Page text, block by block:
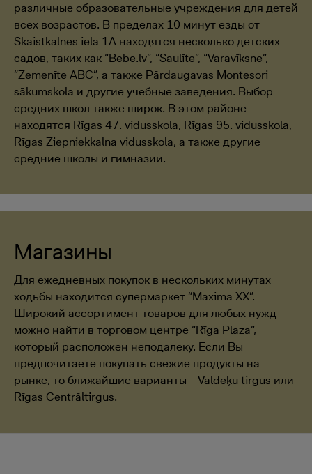
различные образовательные учреждения для детей
всех возрастов. В пределах 10 минут езды от
Skaistkalnes iela 1A находятся несколько детских
садов, таких как “Bebe.lv”, “Saulīte”, “Varavīksne”,
“Zemenīte ABC”, а также Pārdaugavas Montesori
sākumskola и другие учебные заведения. Выбор
средних школ также широк. В этом районе
находятся Rīgas 47. vidusskola, Rīgas 95. vidusskola,
Rīgas Ziepniekkalna vidusskola, а также другие
средние школы и гимназии.
Магазины
Для ежедневных покупок в нескольких минутах
ходьбы находится супермаркет “Maxima XX”.
Широкий ассортимент товаров для любых нужд
можно найти в торговом центре “Rīga Plaza”,
который расположен неподалеку. Если Вы
предпочитаете покупать свежие продукты на
рынке, то ближайшие варианты – Valdeķu tirgus или
Rīgas Centrāltirgus.